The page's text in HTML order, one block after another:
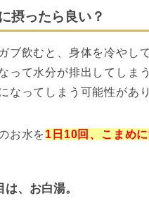
摂ったら良い？
ブ飲むと、身体を冷やし
って水分が排出してしま
なってしまう可能性があり
お水を1日10回、こまめに
、お白湯。